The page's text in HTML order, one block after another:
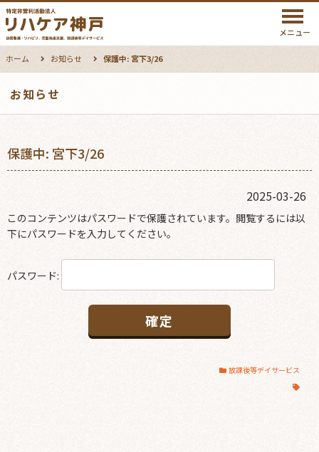
メニュー
ホーム お知らせ 保護中: 宮下3/26
お知らせ
保護中: 宮下3/26
2025-03-26
このコンテンツはパスワードで保護されています。閲覧するには以
下にパスワードを入力してください。
パスワード:
放課後等デイサービス